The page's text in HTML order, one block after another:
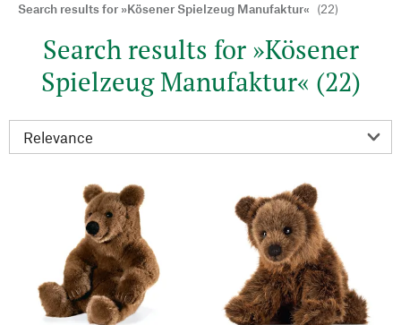
Search results for »Kösener Spielzeug Manufaktur« (22)
Search results for »Kösener
Spielzeug Manufaktur« (22)